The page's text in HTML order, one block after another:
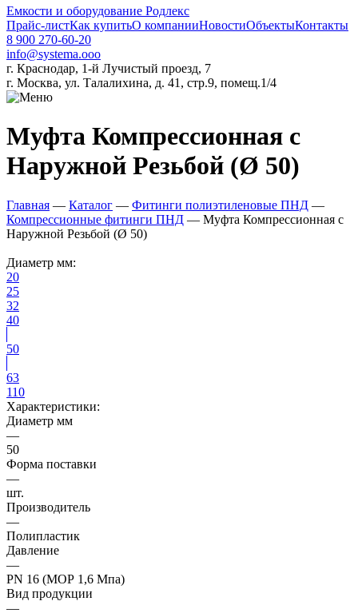
Емкости и оборудование Родлекс
Прайс-листКак купитьО компанииНовостиОбъектыКонтакты
8 900 270-60-20
info@systema.ooo
г. Краснодар, 1-й Лучистый проезд, 7
г. Москва, ул. Талалихина, д. 41, стр.9, помещ.1/4
Муфта Компрессионная с
Наружной Резьбой (Ø 50)
Главная — Каталог — Фитинги полиэтиленовые ПНД —
Компрессионные фитинги ПНД — Муфта Компрессионная с
Наружной Резьбой (Ø 50)
Диаметр мм:
20
25
32
40
50
63
110
Характеристики:
Диаметр мм
—
50
Форма поставки
—
шт.
Производитель
—
Полипластик
Давление
—
PN 16 (МОР 1,6 Мпа)
Вид продукции
—